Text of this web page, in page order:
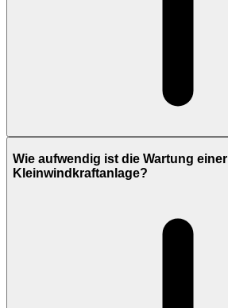
Wie aufwendig ist die Wartung einer
Kleinwindkraftanlage?